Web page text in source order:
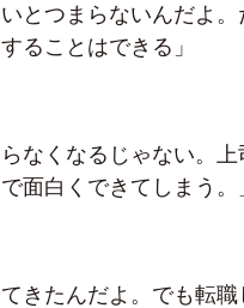
とつまらないんだよ。
ることはできる」
なくなるじゃない。上
面白くできてしまう。
きたんだよ。でも転職